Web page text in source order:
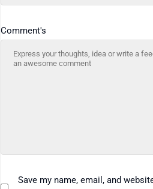
Comment's
Save my name, email, and